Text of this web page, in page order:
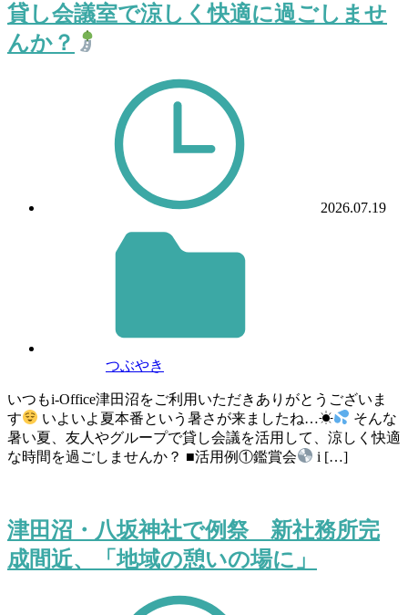
貸し会議室で涼しく快適に過ごしませ
んか？
2026.07.19
つぶやき
いつもi-Office津田沼をご利用いただきありがとうございま
す
いよいよ夏本番という暑さが来ましたね…☀
そんな
暑い夏、友人やグループで貸し会議を活用して、涼しく快適
な時間を過ごしませんか？ ■活用例①鑑賞会
i […]
津田沼・八坂神社で例祭 新社務所完
成間近、「地域の憩いの場に」